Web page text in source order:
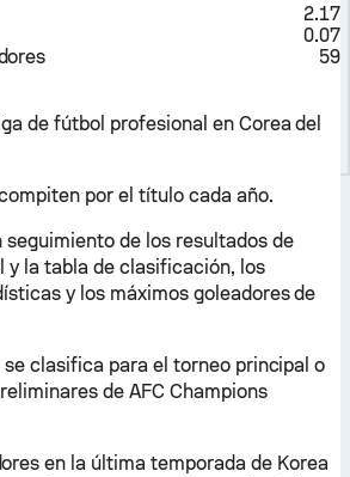
2.17
0.07
59
de fútbol profesional en Corea del
por el título cada año.
de los resultados de
y la tabla de clasificación, los
y los máximos goleadores de
se clasifica para el torneo principal o
de AFC Champions
en la última temporada de Korea